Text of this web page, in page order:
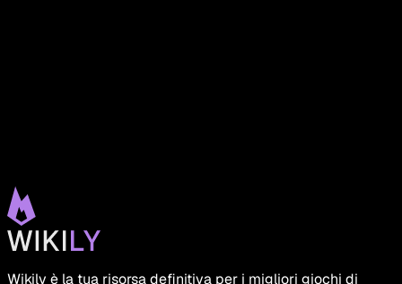
Wikily è la tua risorsa definitiva per i migliori giochi di